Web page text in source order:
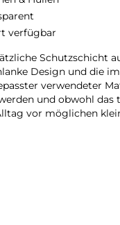
verfügbar
Schutzschicht
Design und die
verwendeter
und obwohl das
vor möglichen